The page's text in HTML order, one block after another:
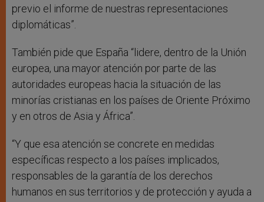
previo el informe de nuestras representaciones
diplomáticas”.
También pide que España “lidere, dentro de la Unión
europea, una mayor atención por parte de las
autoridades europeas hacia la situación de las
minorías cristianas en los países de Oriente Próximo
y en otros de Asia y África”.
“Y que esa atención se concrete en medidas
específicas respecto a los países implicados,
responsables de la garantía de los derechos
humanos en sus territorios y de protección y ayuda a